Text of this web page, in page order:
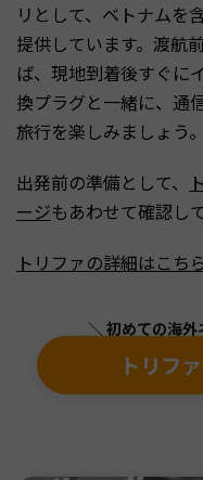
リとして、ベトナムを
提供しています。渡航
ば、現地到着後すぐに
換プラグと一緒に、通
旅行を楽しみましょう。
出発前の準備として、
ージもあわせて確認し
トリファの詳細はこち
＼ 初めての海
トリフ